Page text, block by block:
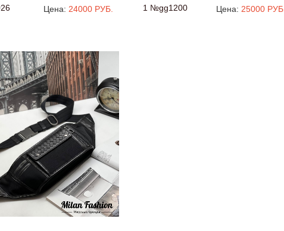
Цена: 24000 РУБ. 1 №gg1200 Цена: 25000 РУБ.